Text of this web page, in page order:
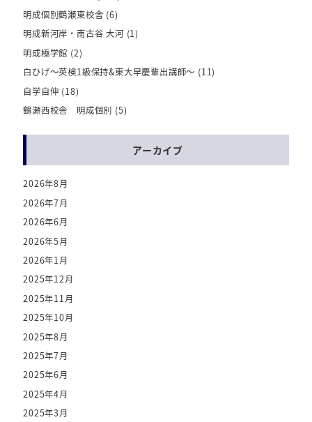
明成個別鶴瀬東校舎 (6)
明成新河岸・南古谷 大河 (1)
明成極学館 (2)
白ひげ～英検1級保持&東大早慶輩出講師～ (11)
自学自伸 (18)
鶴瀬西校舎 明成個別 (5)
アーカイブ
2026年8月
2026年7月
2026年6月
2026年5月
2026年1月
2025年12月
2025年11月
2025年10月
2025年8月
2025年7月
2025年6月
2025年4月
2025年3月